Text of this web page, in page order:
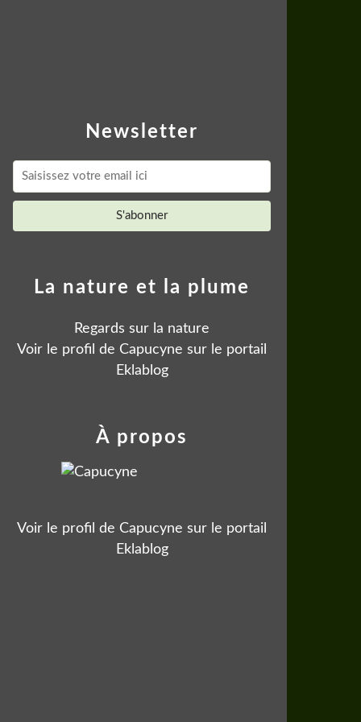
Newsletter
La nature et la plume
Regards sur la nature
Voir le profil de Capucyne sur le portail
Eklablog
À propos
Voir le profil de Capucyne sur le portail
Eklablog